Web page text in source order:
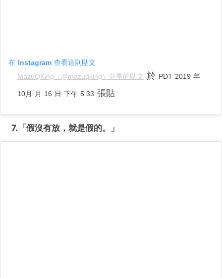
在 Instagram 查看這則貼文
MazuQKing（@mazuqking）分享的貼文 於 PDT 2019 年
10月 月 16 日 下午 5:33 張貼
7.「假沒有放，就是假的。 」